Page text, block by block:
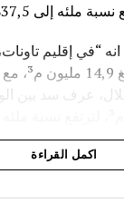
“في إقليم
الأول
عرف سد بين
الإيجابي على
اكمل القراءة